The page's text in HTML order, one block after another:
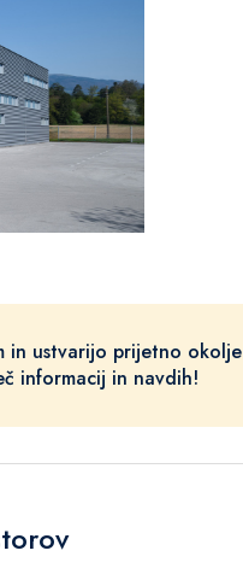
ustvarijo prijetno
informacij in navdih!